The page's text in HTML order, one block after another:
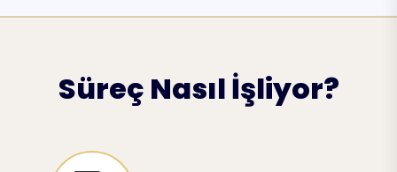
Süreç Nasıl İşliyor?